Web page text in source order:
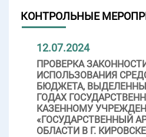
КОНТРОЛЬНЫЕ
12.07.2024
ПРОВЕРКА
ИСПОЛЬЗОВАНИЯ
БЮДЖЕТА,
ГОДАХ
КАЗЕННОМУ
«ГОСУДАРСТВЕННЫЙ
ОБЛАСТИ В Г.